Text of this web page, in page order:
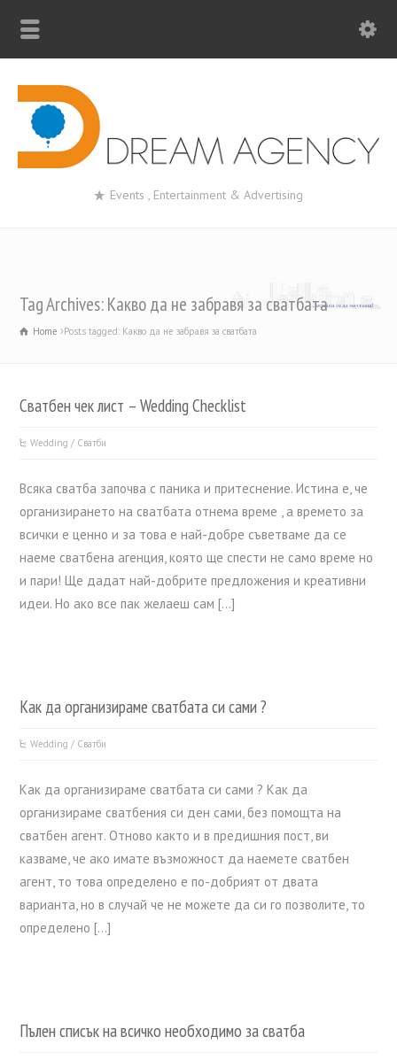
Events , Entertainment & Advertising
Tag Archives: Какво да не забравя за сватбата
Home Posts tagged: Какво да не забравя за сватбата
Сватбен чек лист – Wedding Checklist
Wedding / Сватби
Всяка сватба започва с паника и притеснение. Истина е, че
организирането на сватбата отнема време , а времето за
всички е ценно и за това е най-добре съветваме да се
наеме сватбена агенция, която ще спести не само време но
и пари! Ще дадат най-добрите предложения и креативни
идеи. Но ако все пак желаеш сам […]
Как да организираме сватбата си сами ?
Wedding / Сватби
Как да организираме сватбата си сами ? Как да
организираме сватбения си ден сами, без помощта на
сватбен агент. Отново както и в предишния пост, ви
казваме, че ако имате възможност да наемете сватбен
агент, то това определено е по-добрият от двата
варианта, но в случай че не можете да си го позволите, то
определено […]
Пълен списък на всичко необходимо за сватба